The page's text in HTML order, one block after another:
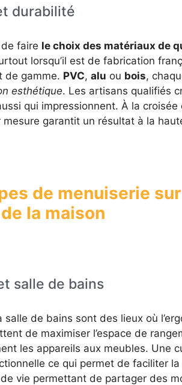
durabilité
faire le choix des matériaux de
lorsqu’il est de fabrication
de gamme. PVC, alu ou bois,
esthétique. Les artisans qualifiés
qui impressionnent. À la
mesure garantit un résultat à la
de menuiserie
la maison
salle de bains
salle de bains sont des lieux où
de maximiser l’espace de
les appareils aux meubles. Une
ce qui permet de faciliter
vie permettant de partager des